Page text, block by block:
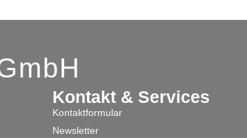
Kontakt & Services
Kontaktformular
Newsletter